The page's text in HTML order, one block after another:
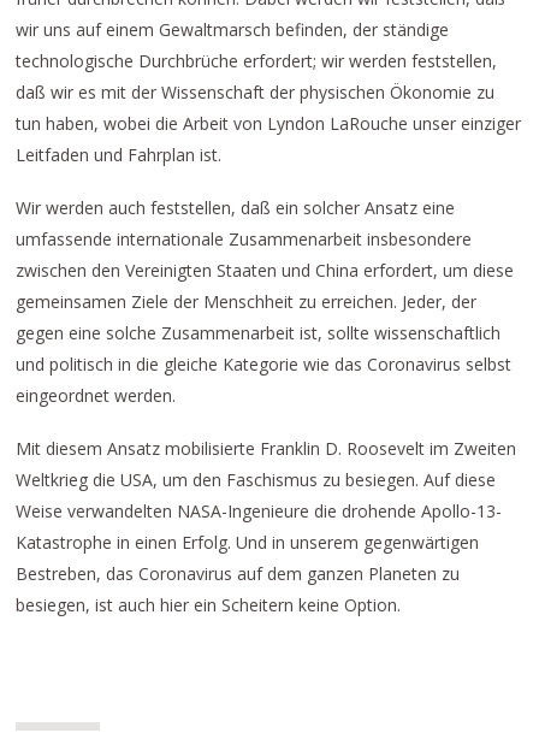
wir uns auf einem Gewaltmarsch befinden, der ständige
technologische Durchbrüche erfordert; wir werden feststellen,
daß wir es mit der Wissenschaft der physischen Ökonomie zu
tun haben, wobei die Arbeit von Lyndon LaRouche unser einziger
Leitfaden und Fahrplan ist.
Wir werden auch feststellen, daß ein solcher Ansatz eine
umfassende internationale Zusammenarbeit insbesondere
zwischen den Vereinigten Staaten und China erfordert, um diese
gemeinsamen Ziele der Menschheit zu erreichen. Jeder, der
gegen eine solche Zusammenarbeit ist, sollte wissenschaftlich
und politisch in die gleiche Kategorie wie das Coronavirus selbst
eingeordnet werden.
Mit diesem Ansatz mobilisierte Franklin D. Roosevelt im Zweiten
Weltkrieg die USA, um den Faschismus zu besiegen. Auf diese
Weise verwandelten NASA-Ingenieure die drohende Apollo-13-
Katastrophe in einen Erfolg. Und in unserem gegenwärtigen
Bestreben, das Coronavirus auf dem ganzen Planeten zu
besiegen, ist auch hier ein Scheitern keine Option.